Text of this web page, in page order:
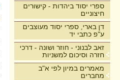
ספרי יסוד ביהדות - קישורים
חיצוניים
דן בארי, ספרי יסוד מעוצבים
ע"פ כתבי יד
זאב לבנוני - חוזר ושונה - דרכי
חזרה וסיכום למשניות
מאמרים במיון לפי א"ב
מחברים